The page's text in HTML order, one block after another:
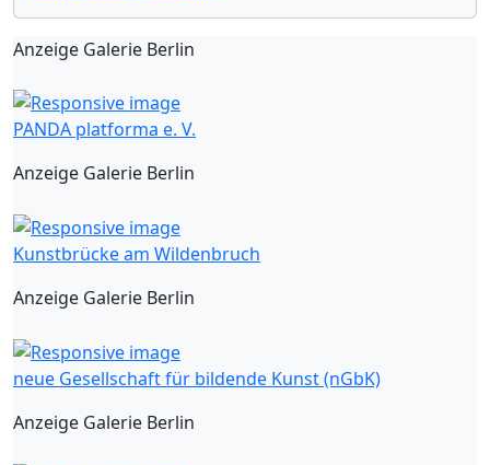
Anzeige Galerie Berlin
PANDA platforma e. V.
Anzeige Galerie Berlin
Kunstbrücke am Wildenbruch
Anzeige Galerie Berlin
neue Gesellschaft für bildende Kunst (nGbK)
Anzeige Galerie Berlin